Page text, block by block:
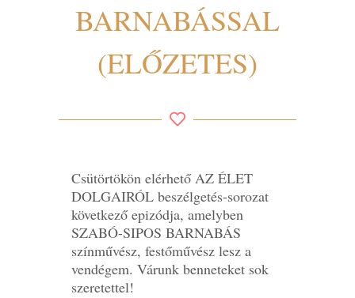
BARNABÁSSAL
(ELŐZETES)
Csütörtökön elérhető AZ ÉLET
DOLGAIRÓL beszélgetés-sorozat
következő epizódja, amelyben
SZABÓ-SIPOS BARNABÁS
színművész, festőművész lesz a
vendégem. Várunk benneteket sok
szeretettel!